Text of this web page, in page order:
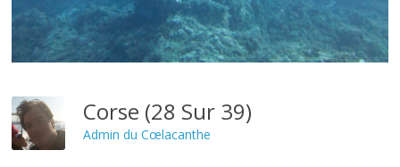
Corse (28 Sur 39)
Admin du Cœlacanthe